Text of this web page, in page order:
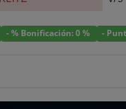
- % Bonificación: 0 % -